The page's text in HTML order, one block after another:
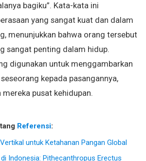
bagiku”. Kata-kata ini
yang sangat kuat dan dalam
menunjukkan bahwa orang tersebut
sangat penting dalam hidup.
digunakan untuk menggambarkan
kepada pasangannya,
pusat kehidupan.
Referensi:
untuk Ketahanan Pangan Global
Indonesia: Pithecanthropus Erectus